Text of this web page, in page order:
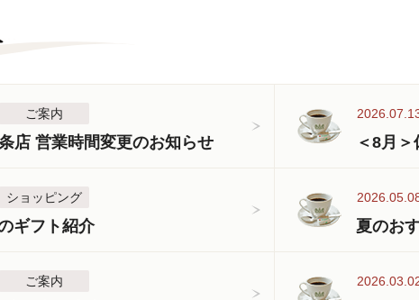
ご案内
店 営業時間変更のお知らせ ＜8月
ショッピング
ギフト紹介 夏のお
ご案内